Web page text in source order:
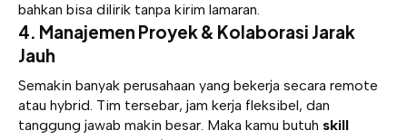
bahkan bisa dilirik tanpa kirim lamaran.
4. Manajemen Proyek & Kolaborasi Jarak
Jauh
Semakin banyak perusahaan yang bekerja secara remote
atau hybrid. Tim tersebar, jam kerja fleksibel, dan
tanggung jawab makin besar. Maka kamu butuh skill